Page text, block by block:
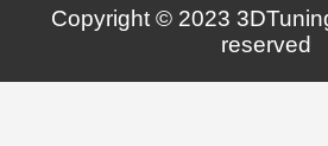
Copyright © 2023
reserved